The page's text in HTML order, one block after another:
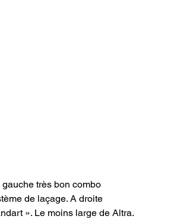
très bon combo
de laçage. A droite
». Le moins large de Altra.